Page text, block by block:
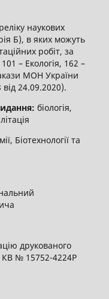
наукових
Б), в яких можуть
робіт, за
– Екологія, 162 –
МОН України
24.09.2020).
біологія,
Біотехнології та
друкованого
КВ № 15752-4224Р